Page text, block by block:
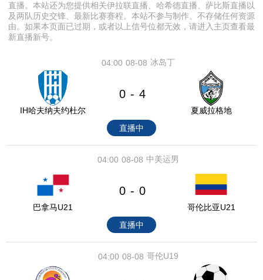
直播。本站还为您提供相关伊拉联直播、哈希德直播、萨比斯直播以
及两队历史交锋、最新比赛赛程。本站不参与制作、不存储任何资源
由。如果本页面已过期，或者以上信号位都无效，请进入主页查看最
新直播新号。
08-08
04:00 冰岛丁
IH哈夫纳夫约杜尔
0 - 4
夏威拉格地
直播中
08-08
04:00 中美运男
巴拿马U21
0 - 0
哥伦比亚U21
直播中
08-08
04:00 哥伦U19